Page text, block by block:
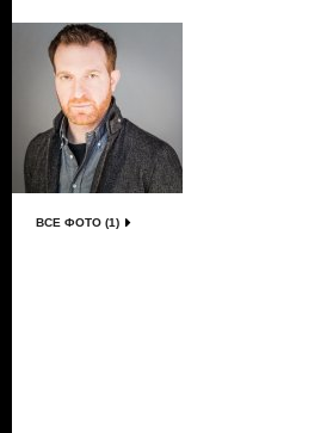
ВСЕ ФОТО (1)